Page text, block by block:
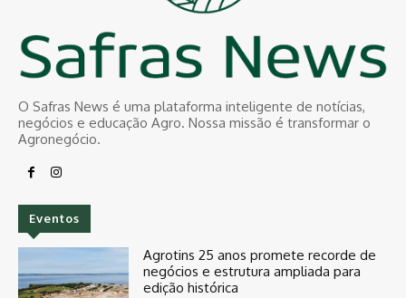
O Safras News é uma plataforma inteligente de notícias,
negócios e educação Agro. Nossa missão é transformar o
Agronegócio.
Eventos
Agrotins 25 anos promete recorde de
negócios e estrutura ampliada para
edição histórica